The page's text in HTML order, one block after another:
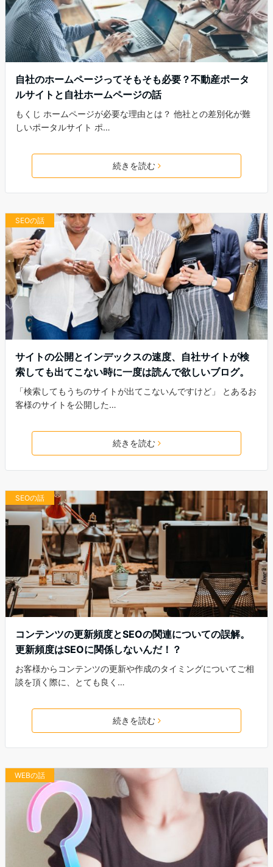
自社のホームページってそもそも必要？不動産ポータ
ルサイトと自社ホームページの話
もくじ ホームページが必要な理由とは？ 他社との差別化が難
しいポータルサイト ポ…
続きを読む
SEOの話
サイトの公開とインデックスの速度、自社サイトが検
索しても出てこない時に一度は読んで欲しいブログ。
「検索してもうちのサイトが出てこないんですけど」 とあるお
客様のサイトを公開した…
続きを読む
SEOの話
コンテンツの更新頻度とSEOの関連についての誤解。
更新頻度はSEOに関係しないんだ！？
お客様からコンテンツの更新や作成のタイミングについてご相
談を頂く際に、とても良く…
続きを読む
WEBの話